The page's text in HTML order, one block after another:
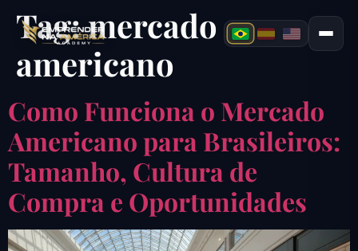
Tag:mercado
americano
Como Funciona o Mercado
Americano para Brasileiros:
Tamanho, Cultura de
Compra e Oportunidades